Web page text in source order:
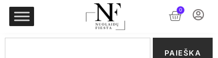
0
PAIEŠKA